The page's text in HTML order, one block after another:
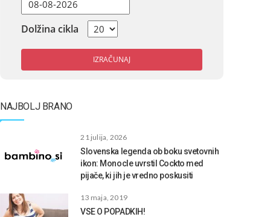
Dolžina cikla
IZRAČUNAJ
NAJBOLJ BRANO
21 julija, 2026
Slovenska legenda ob boku svetovnih
ikon: Monocle uvrstil Cockto med
pijače, ki jih je vredno poskusiti
13 maja, 2019
VSE O POPADKIH!